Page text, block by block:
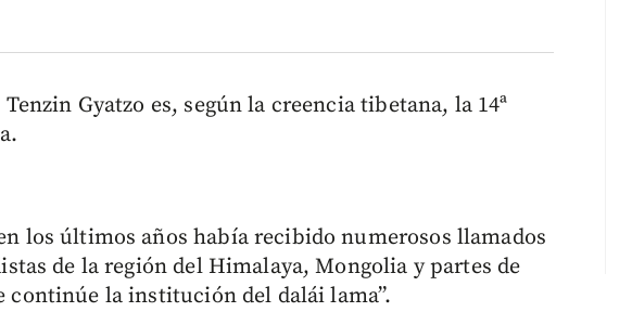
Gyatzo es, según la creencia tibetana, la 14ª
los últimos años había recibido numerosos llamados
de la región del Himalaya, Mongolia y partes de
continúe la institución del dalái lama”.